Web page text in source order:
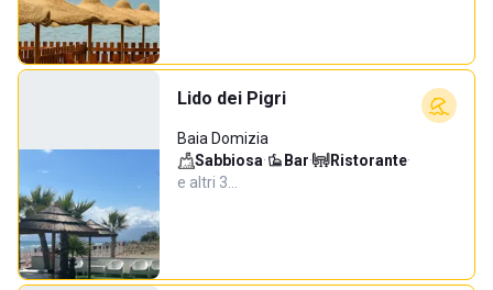
Lido dei Pigri
Baia Domizia
Sabbiosa· Bar· Ristorante·
e altri 3…